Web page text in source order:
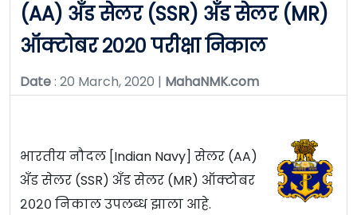
(AA) अँड सेलर (SSR) अँड सेलर (MR)
ऑक्टोबर २०२० परीक्षा निकाल
Date: 20 March, 2020 | MahaNMK.com
भारतीय नौदल [Indian Navy] सेलर (AA)
अँड सेलर (SSR) अँड सेलर (MR) ऑक्टोबर
२०२० निकाल उपलब्ध झाला आहे.